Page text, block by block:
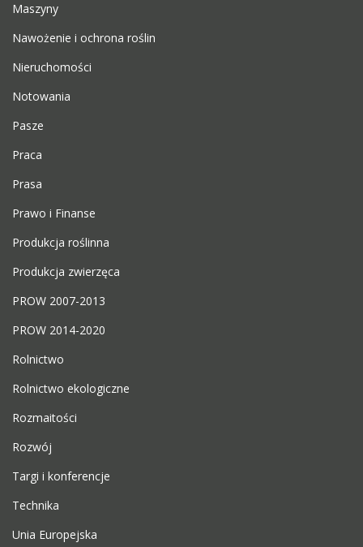
Maszyny
Nawożenie i ochrona roślin
Nieruchomości
Notowania
Pasze
Praca
Prasa
Prawo i Finanse
Produkcja roślinna
Produkcja zwierzęca
PROW 2007-2013
PROW 2014-2020
Rolnictwo
Rolnictwo ekologiczne
Rozmaitości
Rozwój
Targi i konferencje
Technika
Unia Europejska